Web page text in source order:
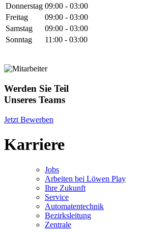
Donnerstag 09:00 - 03:00
Freitag
09:00 - 03:00
Samstag
09:00 - 03:00
Sonntag
11:00 - 03:00
Werden Sie Teil
Unseres Teams
Jetzt Bewerben
Karriere
Jobs
Arbeiten bei Löwen Play
Ihre Zukunft
Service
Automatentechnik
Bezirksleitung
Zentrale